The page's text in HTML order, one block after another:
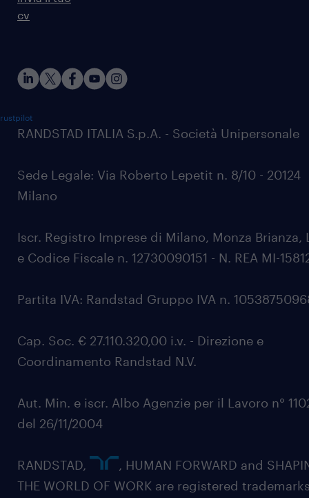
cv
RANDSTAD ITALIA S.p.A. - Società Unipersonale
Sede Legale: Via Roberto Lepetit n. 8/10 - 20124
Milano
Iscr. Registro Imprese di Milano, Monza Brianza,
e Codice Fiscale n. 12730090151 - N. REA MI-
Partita IVA: Randstad Gruppo IVA n.
Cap. Soc. € 27.110.320,00 i.v. - Direzione e
Coordinamento Randstad N.V.
Aut. Min. e iscr. Albo Agenzie per il Lavoro n°
del 26/11/2004
RANDSTAD,
, HUMAN FORWARD and
THE WORLD OF WORK are registered